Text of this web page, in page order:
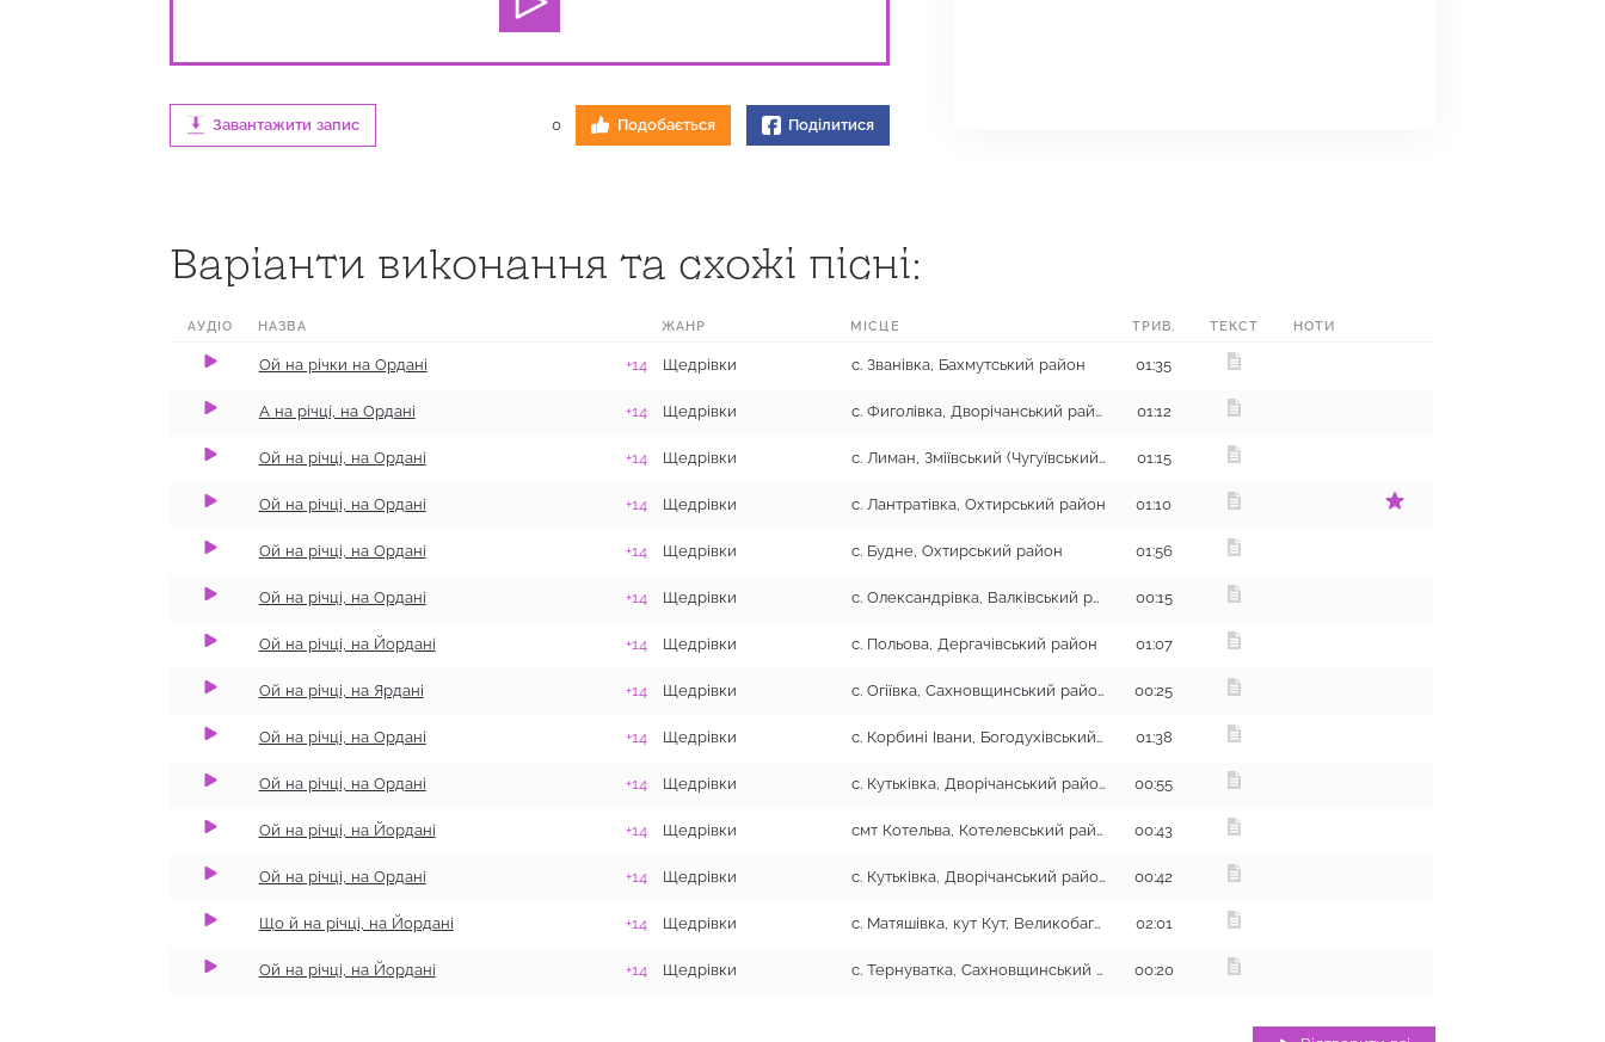
Завантажити запис 0 Подобається Поділитися
Варіанти виконання та схожі пісні:
АУДІО НАЗВА ЖАНР МІСЦЕ ТРИВ. ТЕКСТ НОТИ
​Ой на річки на Ордані +14 Щедрівки с. Званівка, Бахмутський район 01:35
А на річці, на Ордані +14 Щедрівки с. Фиголівка, Дворічанський район 01:12
Ой на річці, на Ордані +14 Щедрівки с. Лиман, Зміївський (Чугуївський) район 01:15
Ой на річці, на Ордані +14 Щедрівки с. Лантратівка, Охтирський район 01:10
Ой на річці, на Ордані +14 Щедрівки с. Будне, Охтирський район 01:56
Ой на річці, на Ордані +14 Щедрівки с. Олександрівка, Валківський район 00:15
Ой на річці, на Йордані +14 Щедрівки с. Польова, Дергачівський район 01:07
Ой на річці, на Ярдані +14 Щедрівки с. Огіївка, Сахновщинський район 00:25
Ой на річці, на Ордані +14 Щедрівки с. Корбині Івани, Богодухівський район 01:38
Ой на річці, на Ордані +14 Щедрівки с. Кутьківка, Дворічанський район 00:55
Ой на річці, на Йордані +14 Щедрівки смт Котельва, Котелевський район 00:43
Ой на річці, на Ордані +14 Щедрівки с. Кутьківка, Дворічанський район 00:42
Що й на річці, на Йордані +14 Щедрівки с. Матяшівка, кут Кут, Великобагачанський район 02:01
Ой на річці, на Йордані +14 Щедрівки с. Тернуватка, Сахновщинський район 00:20